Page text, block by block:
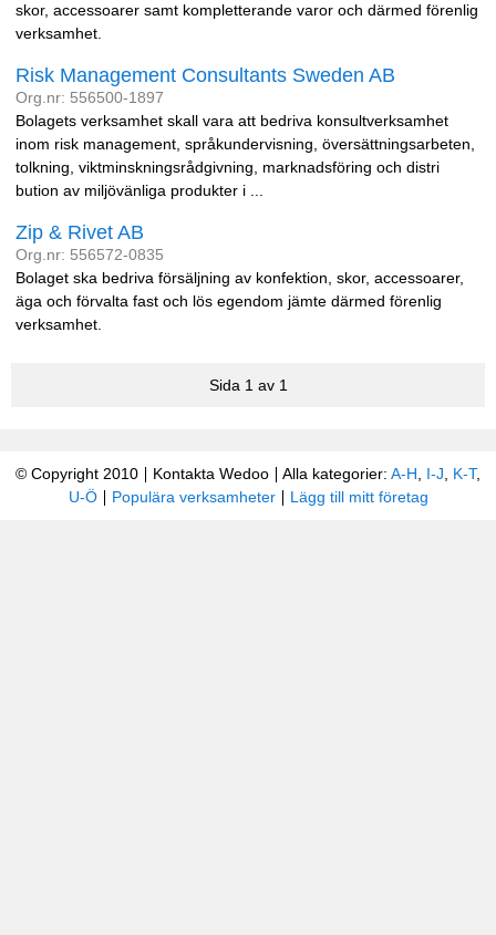
skor, accessoarer samt kompletterande varor och därmed förenlig
verksamhet.
Risk Management Consultants Sweden AB
Org.nr: 556500-1897
Bolagets verksamhet skall vara att bedriva konsultverksamhet
inom risk management, språkundervisning, översättningsarbeten,
tolkning, viktminskningsrådgivning, marknadsföring och distri
bution av miljövänliga produkter i ...
Zip & Rivet AB
Org.nr: 556572-0835
Bolaget ska bedriva försäljning av konfektion, skor, accessoarer,
äga och förvalta fast och lös egendom jämte därmed förenlig
verksamhet.
Sida 1 av 1
© Copyright 2010 Kontakta Wedoo Alla kategorier: A-H I-J K-T,
U-Ö
Populära verksamheter Lägg till mitt företag